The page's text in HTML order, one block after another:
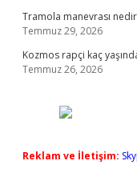
Tramola manevrası
Temmuz 29, 2026
Kozmos rapçi kaç
Temmuz 26, 2026
Reklam ve İletişim: